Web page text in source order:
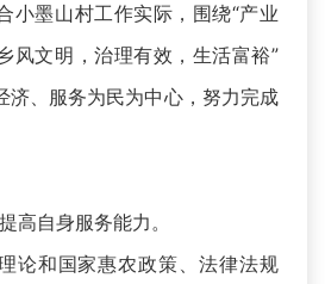
小墨山村工作实际，围绕“产业
风文明，治理有效，生活富裕”
济、服务为民为中心，努力完成
高自身服务能力。
论和国家惠农政策、法律法规